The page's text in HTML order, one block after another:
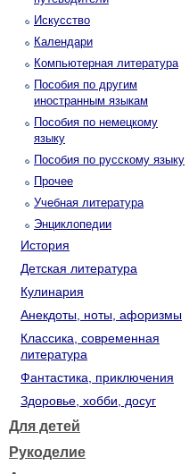
Искусство
Календари
Компьютерная литература
Пособия по другим
иностранным языкам
Пособия по немецкому
языку
Пособия по русскому языку
Прочее
Учебная литература
Энциклопедии
История
Детская литература
Кулинария
Анекдоты, ноты, афоризмы
Классика, современная
литература
Фантастика, приключения
Здоровье, хобби, досуг
Для детей
Рукоделие